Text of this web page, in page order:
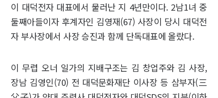
이 대덕전자 대표에서 물러난 지 4년만이다. 2남1녀 중
둘째아들이자 후계자인 김영재(67) 사장이 당시 대덕전
자 부사장에서 사장 승진과 함께 단독대표에 올랐다.
이 무렵 오너 일가의 지배구조는 김 창업주와 김 사장,
장남 김영인(70) 전 대덕문화재단 이사장 등 삼부자(三